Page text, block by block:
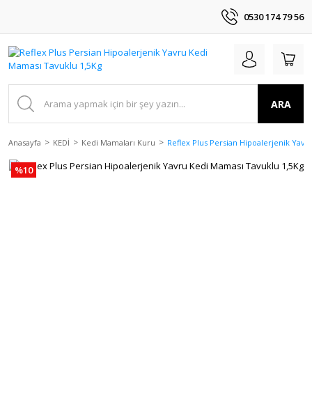
0530 174 79 56
ARA
Anasayfa KEDİ Kedi Mamaları Kuru Reflex Plus Persian Hipoalerjenik
%10